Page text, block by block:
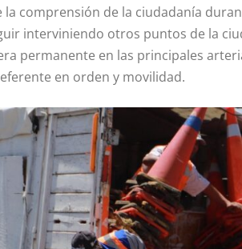
comprensión de la ciudadanía
interviniendo otros puntos de la
permanente en las principales
en orden y movilidad.